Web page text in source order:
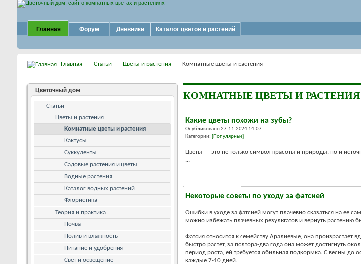
Главная Форум Дневники Каталог цветов и растений
Главная Статьи Цветы и растения Комнатные цветы и растения
КОМНАТНЫЕ ЦВЕТЫ И РАСТЕНИЯ
Какие цветы похожи на зубы?
Опубликовано 27.11.2024 14:07
Категории: [Популярные]
Цветы — это не только символ красоты и природы, но и
Некоторые советы по уходу за фатсией
Ошибки в уходе за фатсией могут плачевно сказаться на ее
можно избежать плачевных результатов и вернуть растению
Фатсия относится к семейству Аралиевые, она произрастает
быстро растет, за полтора-два года она может достигнуть
период роста, ей требуется обильная подкормка. С весны до
каждые 7-10 дней.
Цветочный дом
Статьи
Цветы и растения
Комнатные цветы и растения
Кактусы
Суккуленты
Садовые растения и цветы
Водные растения
Каталог водных растений
Флористика
Теория и практика
Почва
Полив и влажность
Питание и удобрения
Свет и освещение